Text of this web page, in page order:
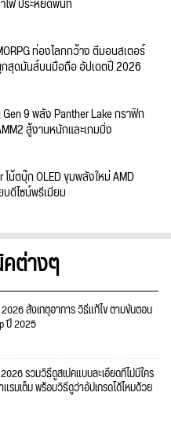
ไฟ ประหยัดพื้นที่
ท่องโลกกว้าง ตีมอนสเตอร์
สุดมันส์บนมือถือ อัปเดตปี 2026
9 พลัง Panther Lake กราฟิก
สู้งานหนักและเกมมิ่ง
โน้ตบุ๊ก OLED ขุมพลังใหม่ AMD
ดีไซน์พรีเมียม
ต่างๆ
สังเกตุอาการ วิธีแก้ไข ตามขั้นตอน
ปี 2025
รวมวิธีดูสเปคแบบละเอียดที่ไม่มีใคร
รมเต็ม พร้อมวิธีดูว่าอัปเกรดได้ไหมด้วย